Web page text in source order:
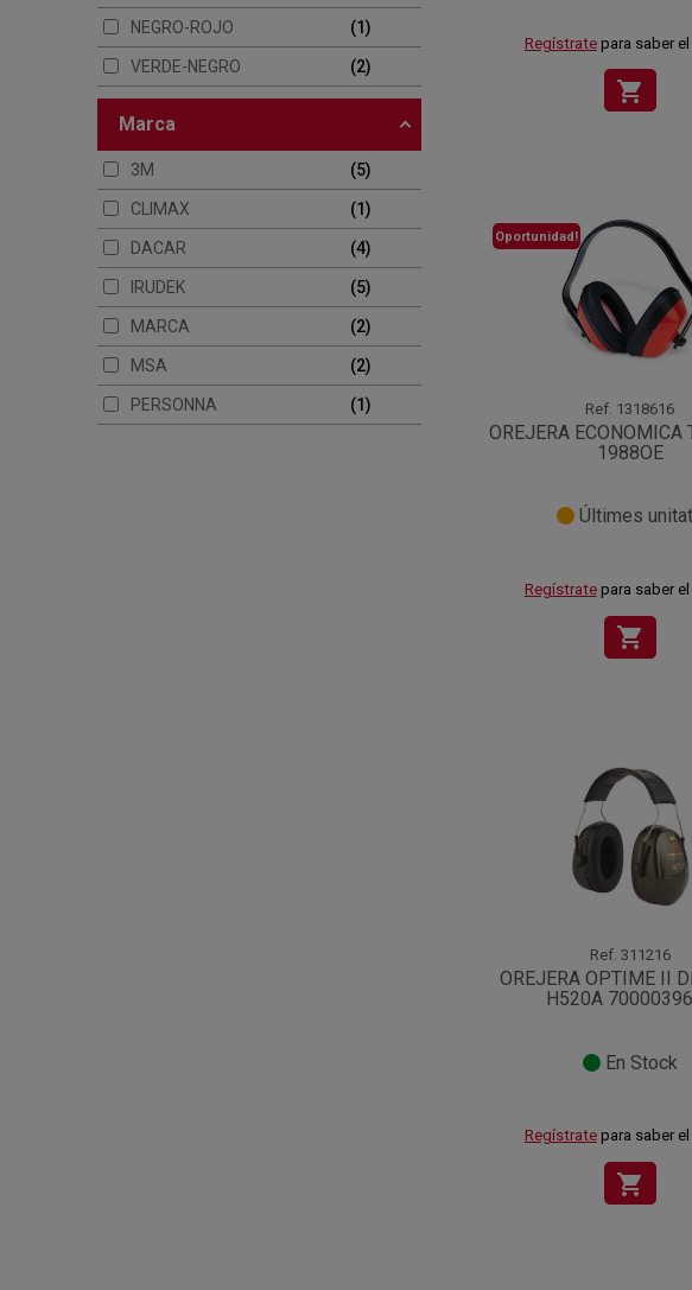
NEGRO-ROJO 1
VERDE-NEGRO 2
marca
3M 5
CLIMAX 1
DACAR 4
IRUDEK 5
MARCA 2
MSA 2
PERSONNA 1
Regístratepara saber el
shopping_cart
Oportunidad!
Ref. 1318616
OREJERA ECONOMICA
1988OE
Últimes
Regístratepara saber
shopping_cart
Ref. 311216
OREJERA OPTIME II
H520A
En Stock
Regístratepara saber
shopping_cart